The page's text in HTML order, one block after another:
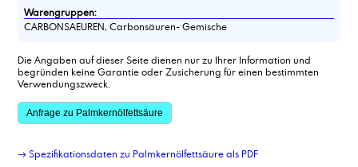
Warengruppen:
CARBONSAEUREN, Carbonsäuren- Gemische
Die Angaben auf dieser Seite dienen nur zu Ihrer Information und
begründen keine Garantie oder Zusicherung für einen bestimmten
Verwendungszweck.
Anfrage zu Palmkernölfettsäure
→ Spezifikationsdaten zu Palmkernölfettsäure als PDF